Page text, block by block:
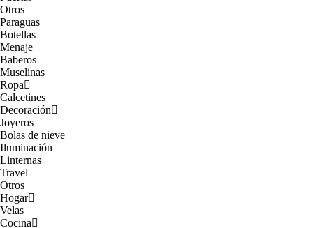
Otros
Paraguas
Botellas
Menaje
Baberos
Muselinas
Ropa
Calcetines
Decoración
Joyeros
Bolas de nieve
Iluminación
Linternas
Travel
Otros
Hogar
Velas
Cocina